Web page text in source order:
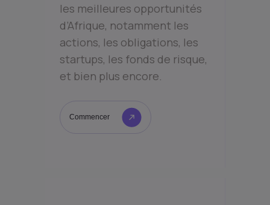
les meilleures opportunités
d’Afrique, notamment les
actions, les obligations, les
startups, les fonds de risque,
et bien plus encore.
Commencer